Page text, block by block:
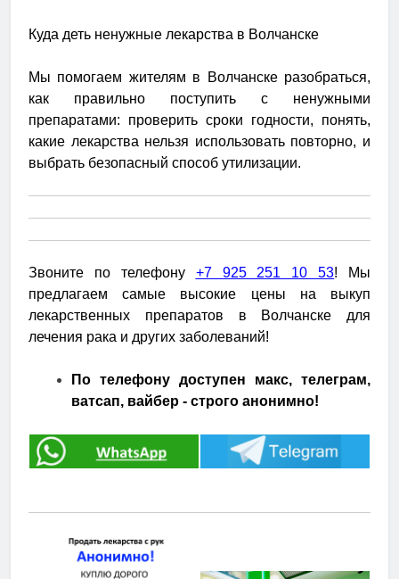
Куда деть ненужные лекарства в Волчанске
Мы помогаем жителям в Волчанске разобраться,
как правильно поступить с ненужными
препаратами: проверить сроки годности, понять,
какие лекарства нельзя использовать повторно, и
выбрать безопасный способ утилизации.
Звоните по телефону +7 925 251 10 53! Мы
предлагаем самые высокие цены на выкуп
лекарственных препаратов в Волчанске для
лечения рака и других заболеваний!
По телефону доступен макс, телеграм,
ватсап, вайбер - строго анонимно!